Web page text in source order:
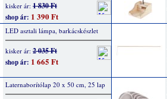
kisker ár: 1 830 Ft
shop ár: 1 390 Ft
LED asztali lámpa, barkácskészlet
kisker ár: 2 035 Ft
shop ár: 1 665 Ft
Laternaborítólap 20 x 50 cm, 25 lap